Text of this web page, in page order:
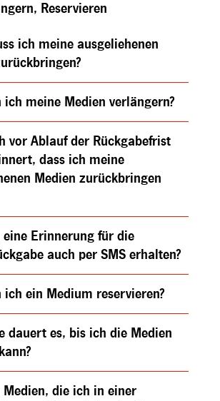
Reservieren
ich meine ausgeliehenen
ich meine Medien verlängern?
vor Ablauf der Rückgabefrist
dass ich meine
Medien zurückbringen
eine Erinnerung für die
auch per SMS erhalten?
ich ein Medium reservieren?
dauert es, bis ich die Medien
Medien, die ich in einer